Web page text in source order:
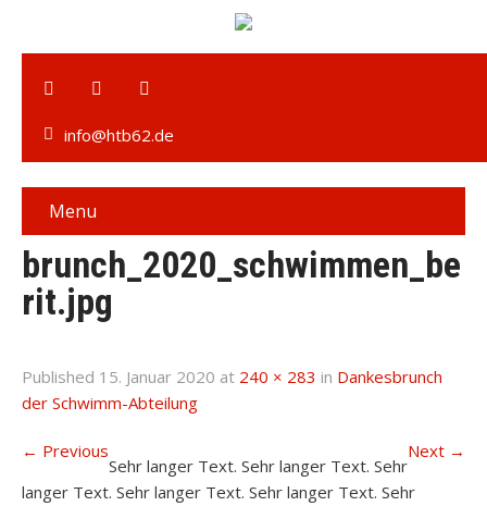
info@htb62.de
Menu
brunch_2020_schwimmen_be
rit.jpg
Published 15. Januar 2020 at 240 × 283 in Dankesbrunch
der Schwimm-Abteilung
← Previous Next →
Sehr langer Text. Sehr langer Text. Sehr
langer Text. Sehr langer Text. Sehr langer Text. Sehr